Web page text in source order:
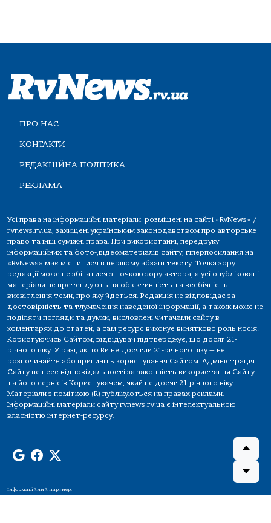
ПРО НАС
КОНТАКТИ
РЕДАКЦІЙНА ПОЛІТИКА
РЕКЛАМА
Усі права на інформаційні матеріали, розміщені на сайті «RvNews» /
rvnews.rv.ua, захищені українським законодавством про авторське
право та інші суміжні права. При використанні, передруку
інформаційних та фото-,відеоматеріалів сайту, гіперпосилання на
«RvNews» має міститися в першому абзаці тексту. Точка зору
редакції може не збігатися з точкою зору автора, а усі опубліковані
матеріали не претендують на об'єктивність та всебічність
висвітлення теми, про яку йдеться. Редакція не відповідає за
достовірність та тлумачення наведеної інформації, а також може не
поділяти погляди та думки, висловлені читачами сайту в
коментарях до статей, а сам ресурс виконує винятково роль носія.
Користуючись Сайтом, відвідувач підтверджує, що досяг 21-
річного віку. У разі, якщо Ви не досягли 21-річного віку — не
розпочинайте або припиніть користування Сайтом. Адміністрація
Сайту не несе відповідальності за законність використання Сайту
та його сервісів Користувачем, який не досяг 21-річного віку.
Матеріали з поміткою (R) публікуються на правах реклами.
Інформаційні матеріали сайту rvnews.rv.ua є інтелектуальною
власністю інтернет-ресурсу.
Інформаційний партнер: